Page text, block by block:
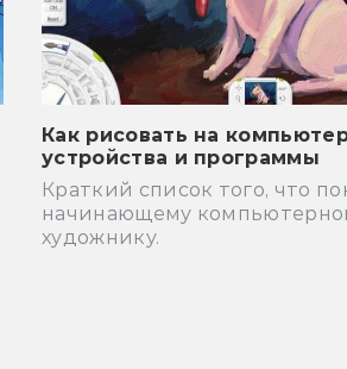
Как рисовать на
устройства и программы
Краткий список того, что
начинающему
художнику.